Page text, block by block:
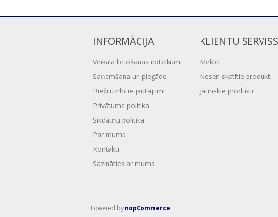
INFORMĀCIJA
Veikala lietošanas noteikumi
Saņemšana un piegāde
Bieži uzdotie jautājumi
Privātuma politika
Sīkdatņu politika
Par mums
Kontakti
Sazināties ar mums
KLIENTU SERVISS
Meklēt
Nesen skatītie produkti
Jaunākie produkti
Powered by nopCommerce